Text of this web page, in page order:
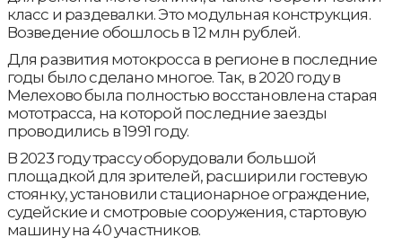
класс и раздевалки. Это модульная конструкция.
Возведение обошлось в 12 млн рублей.
Для развития мотокросса в регионе в последние
годы было сделано многое. Так, в 2020 году в
Мелехово была полностью восстановлена старая
мототрасса, на которой последние заезды
проводились в 1991 году.
В 2023 году трассу оборудовали большой
площадкой для зрителей, расширили гостевую
стоянку, установили стационарное ограждение,
судейские и смотровые сооружения, стартовую
машину на 40 участников.